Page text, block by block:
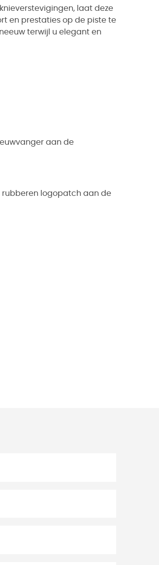
laat deze
en prestaties op de piste te
terwijl u elegant en
aan de
logopatch aan de